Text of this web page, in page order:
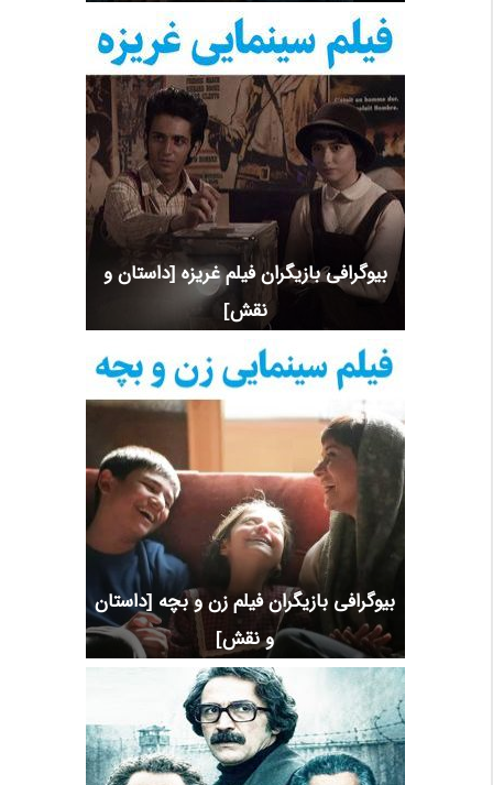
بیوگرافی بازیگران فیلم غریزه [داستان و
نقش]
بیوگرافی بازیگران فیلم زن و بچه [داستان
و نقش]